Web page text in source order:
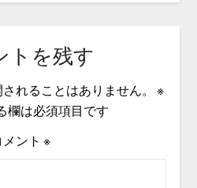
トを残す
れることはありません。
※
欄は必須項目です
メント ※